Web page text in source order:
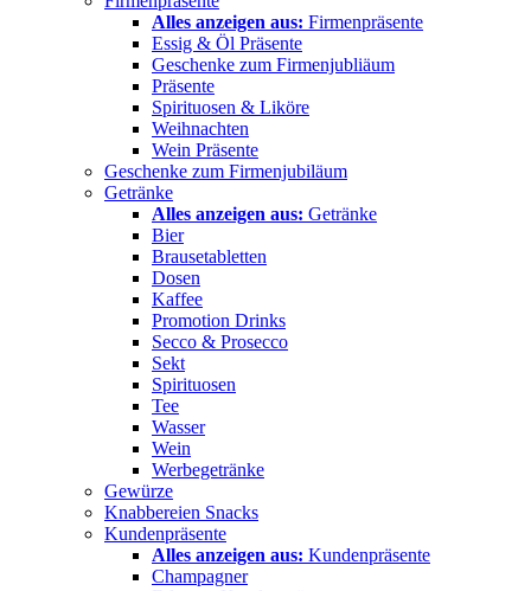
Alles anzeigen aus: Firmenpräsente
Essig & Öl Präsente
Geschenke zum Firmenjubliäum
Präsente
Spirituosen & Liköre
Weihnachten
Wein Präsente
Geschenke zum Firmenjubiläum
Getränke
Alles anzeigen aus: Getränke
Bier
Brausetabletten
Dosen
Kaffee
Promotion Drinks
Secco & Prosecco
Sekt
Spirituosen
Tee
Wasser
Wein
Werbegetränke
Gewürze
Knabbereien Snacks
Kundenpräsente
Alles anzeigen aus: Kundenpräsente
Champagner